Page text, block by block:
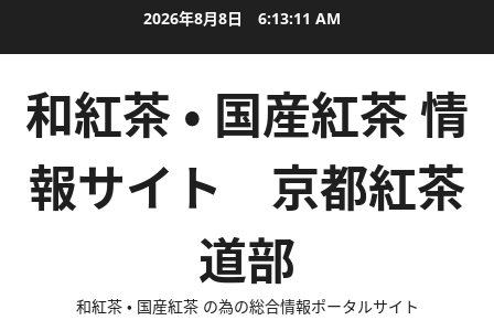
2026年8月8日 6:13:12 AM
和紅茶 ・ 国産紅茶 情
報サイト 京都紅茶
道部
和紅茶 ・ 国産紅茶 の為の総合情報ポータルサイト